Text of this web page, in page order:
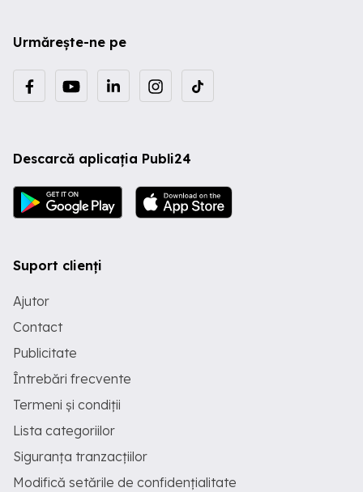
Urmărește-ne pe
Descarcă aplicația Publi24
Suport clienți
Ajutor
Contact
Publicitate
Întrebări frecvente
Termeni și condiții
Lista categoriilor
Siguranța tranzacțiilor
Modifică setările de confidențialitate